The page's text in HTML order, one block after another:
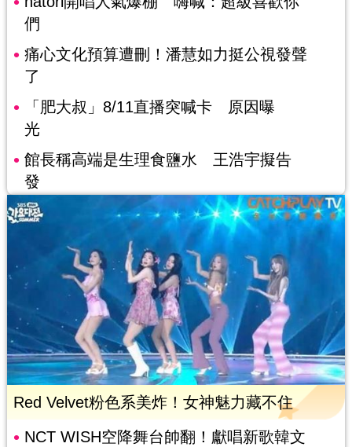
們
痛心文化預算遭刪！潘慧如力挺公視發聲
了
「肥大叔」8/11直播突喊卡 原因曝
光
館長稱高端是生理食鹽水 王浩宇擬告
發
Red Velvet粉色系美炸！女神魅力藏不住
NCT WISH空降舞台帥翻！獻唱新歌韓文